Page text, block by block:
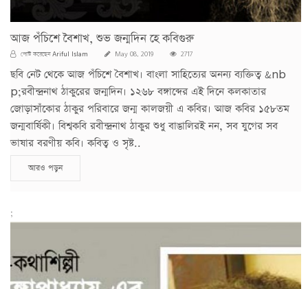
আজ পঁচিশে বৈশাখ, শুভ জন্মদিন হে কবিগুরু
পোস্ট করেছেনAriful Islam May 08, 2019 2717
ছবি নেট থেকে আজ পঁচিশে বৈশাখ। বাংলা সাহিত্যের অনন্য ব্যক্তিত্ব &nb
p;রবীন্দ্রনাথ ঠাকুরের জন্মদিন। ১২৬৮ বঙ্গাব্দের এই দিনে কলকাতার
জোড়াসাঁকোর ঠাকুর পরিবারে জন্ম কালজয়ী এ কবির। আজ কবির ১৫৮তম
জন্মবার্ষিকী। বিশ্বকবি রবীন্দ্রনাথ ঠাকুর শুধু বাঙালিরই নন, সব যুগের সব
ভাষার বরণীয় কবি। কবিত্ব ও সৃষ্ট..
আরও পড়ুন
;